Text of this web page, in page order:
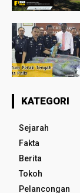
KATEGORI
Sejarah
Fakta
Berita
Tokoh
Pelancongan